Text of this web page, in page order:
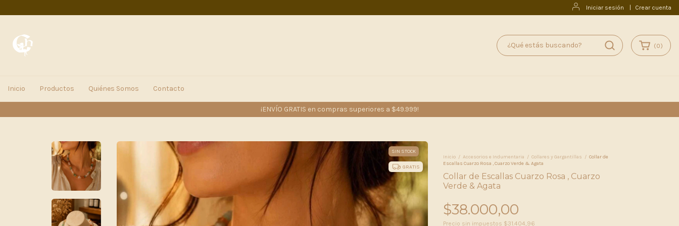
Iniciar sesión Crear cuenta
¡ENVÍO GRATIS en compras superiores a $49.999!
(0)
Inicio Productos Quiénes Somos Contacto
SIN STOCK
GRATIS
Inicio / Accesorios e Indumentaria / Collares y Gargantillas / Collar de
Escallas Cuarzo Rosa , Cuarzo Verde & Agata
Collar de Escallas Cuarzo Rosa , Cuarzo
Verde & Agata
$38.000,00
Precio sin impuestos $31.404,96